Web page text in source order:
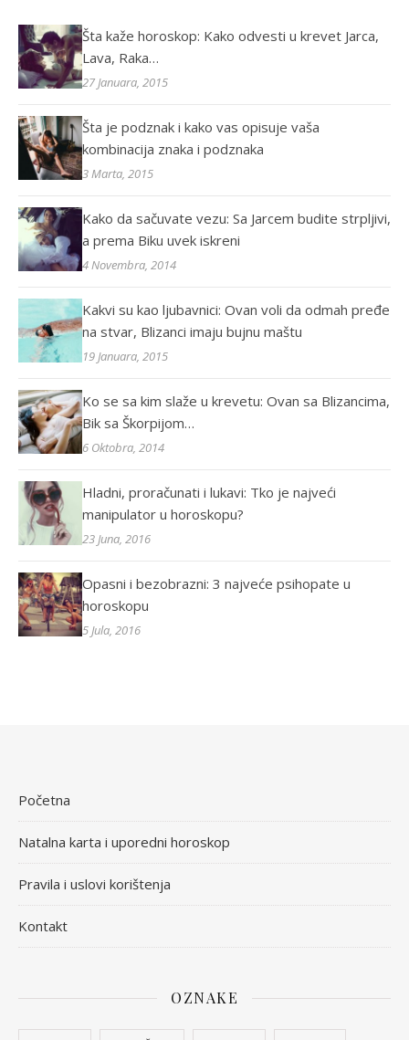
Šta kaže horoskop: Kako odvesti u krevet Jarca,
Lava, Raka…
27 Januara, 2015
Šta je podznak i kako vas opisuje vaša
kombinacija znaka i podznaka
3 Marta, 2015
Kako da sačuvate vezu: Sa Jarcem budite strpljivi,
a prema Biku uvek iskreni
4 Novembra, 2014
Kakvi su kao ljubavnici: Ovan voli da odmah pređe
na stvar, Blizanci imaju bujnu maštu
19 Januara, 2015
Ko se sa kim slaže u krevetu: Ovan sa Blizancima,
Bik sa Škorpijom…
6 Oktobra, 2014
Hladni, proračunati i lukavi: Tko je najveći
manipulator u horoskopu?
23 Juna, 2016
Opasni i bezobrazni: 3 najveće psihopate u
horoskopu
5 Jula, 2016
Početna
Natalna karta i uporedni horoskop
Pravila i uslovi korištenja
Kontakt
OZNAKE